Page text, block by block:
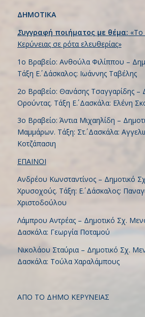
ΔΗΜΟΤΙΚΑ
Συγγραφή ποιήματος με θέμα: «Το
Κερύνειας σε ρότα ελευθερίας»
1ο Βραβείο: Ανθούλα Φιλίππου –
Τάξη Ε΄. Δάσκαλος: Ιωάννης Ταβέλης
2ο Βραβείο: Θανάσης Τσαγγαρίδης –
Ορούντας. Τάξη Ε΄. Δασκάλα: Ελένη
3ο Βραβείο: Άντια Μιχαηλίδη –
Μαμμάρων. Τάξη: Στ΄. Δασκάλα:
Κοτζάπασιη
ΕΠΑΙΝΟΙ
Ανδρέου Κωνσταντίνος – Δημοτικό
Χρυσοχούς. Τάξη: Ε΄. Δάσκαλος:
Χριστοδούλου
Λάμπρου Αντρέας – Δημοτικό Σχ.
Δασκάλα: Γεωργία Ποταμού
Νικολάου Σταύρια – Δημοτικό Σχ.
Δασκάλα: Τούλα Χαραλάμπους
ΑΠΟ ΤΟ ΔΗΜΟ ΚΕΡΥΝΕΙΑΣ